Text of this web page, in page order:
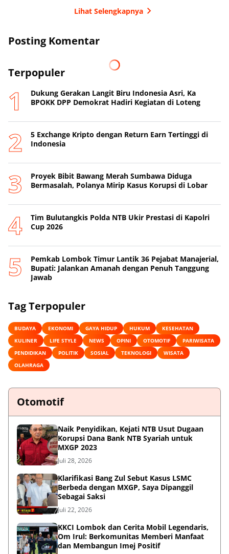
Lihat Selengkapnya
Posting Komentar
Terpopuler
Dukung Gerakan Langit Biru Indonesia Asri, Ka
BPOKK DPP Demokrat Hadiri Kegiatan di Loteng
5 Exchange Kripto dengan Return Earn Tertinggi di
Indonesia
Proyek Bibit Bawang Merah Sumbawa Diduga
Bermasalah, Polanya Mirip Kasus Korupsi di Lobar
Tim Bulutangkis Polda NTB Ukir Prestasi di Kapolri
Cup 2026
Pemkab Lombok Timur Lantik 36 Pejabat Manajerial,
Bupati: Jalankan Amanah dengan Penuh Tanggung
Jawab
Tag Terpopuler
BUDAYA EKONOMI GAYA HIDUP HUKUM
KESEHATAN
KULINER
LIFE STYLE NEWS OPINI OTOMOTIF
PARIWISATA
PENDIDIKAN
POLITIK SOSIAL TEKNOLOGI
WISATA
OLAHRAGA
Otomotif
Naik Penyidikan, Kejati NTB Usut Dugaan
Korupsi Dana Bank NTB Syariah untuk
MXGP 2023
Juli 28, 2026
Klarifikasi Bang Zul Sebut Kasus LSMC
Berbeda dengan MXGP, Saya Dipanggil
Sebagai Saksi
Juli 22, 2026
KKCI Lombok dan Cerita Mobil Legendaris,
Om Irul: Berkomunitas Memberi Manfaat
dan Membangun Imej Positif